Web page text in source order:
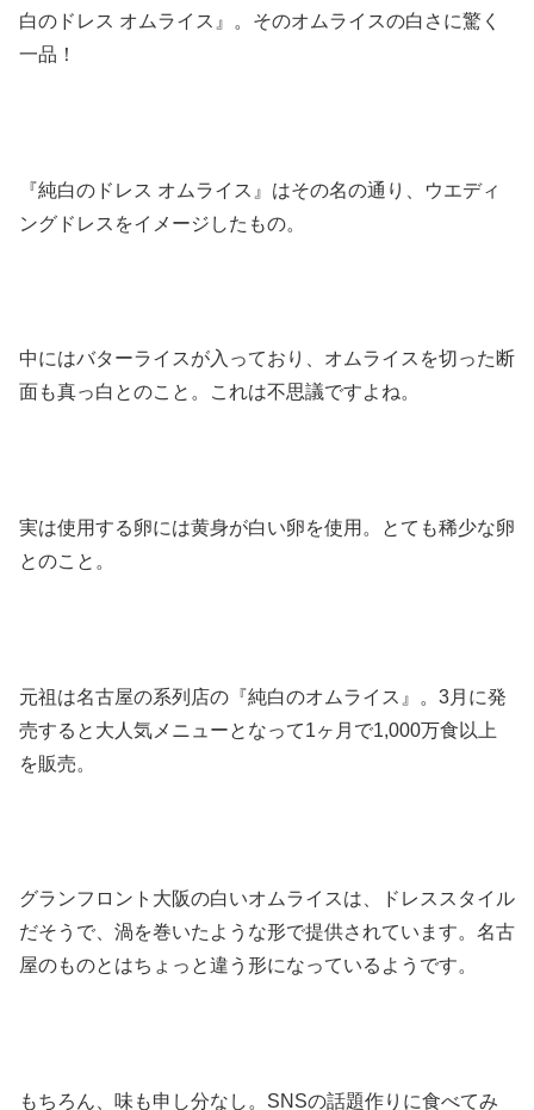
白のドレス オムライス』。そのオムライスの白さに驚く
一品！
『純白のドレス オムライス』はその名の通り、ウエディ
ングドレスをイメージしたもの。
中にはバターライスが入っており、オムライスを切った断
面も真っ白とのこと。これは不思議ですよね。
実は使用する卵には黄身が白い卵を使用。とても稀少な卵
とのこと。
元祖は名古屋の系列店の『純白のオムライス』。3月に発
売すると大人気メニューとなって1ヶ月で1,000万食以上
を販売。
グランフロント大阪の白いオムライスは、ドレススタイル
だそうで、渦を巻いたような形で提供されています。名古
屋のものとはちょっと違う形になっているようです。
もちろん、味も申し分なし。SNSの話題作りに食べてみ